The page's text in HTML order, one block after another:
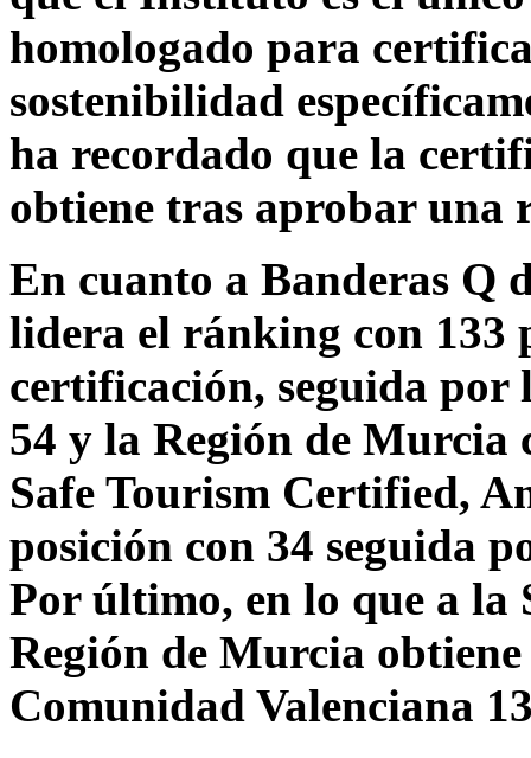
homologado para
sostenibilidad
ha recordado que la
obtiene tras aprobar
En cuanto a Banderas Q
lidera el ránking con 133
certificación, seguida por
54 y la Región de Murcia
Safe Tourism Certified,
posición con 34 seguida
Por último, en lo que a la
Región de Murcia
Comunidad Valenciana